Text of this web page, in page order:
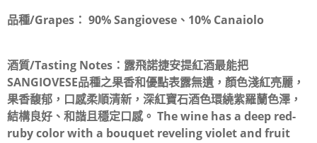
品種/Grapes： 90% Sangiovese、10% Canaiolo
酒質/Tasting Notes： 露飛諾捷安提紅酒最能把
SANGIOVESE品種之果香和優點表露無遺，顏色淺紅亮麗，
果香馥郁，口感柔順清新，深紅寶石酒色環繞紫羅蘭色澤，
結構良好、和諧且穩定口感。 The wine has a deep red-
ruby color with a bouquet reveling violet and fruit